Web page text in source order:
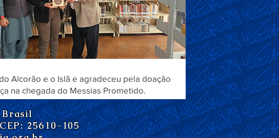
Alcorão e o Islã e agradeceu pela doação
na chegada do Messias Prometido.
Brasil
25610-105